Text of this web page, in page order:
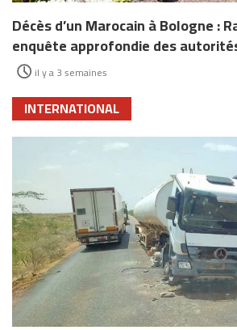
Décès d’un Marocain à Bologne :
enquête approfondie des
il y a 3 semaines
INTERNATIONAL